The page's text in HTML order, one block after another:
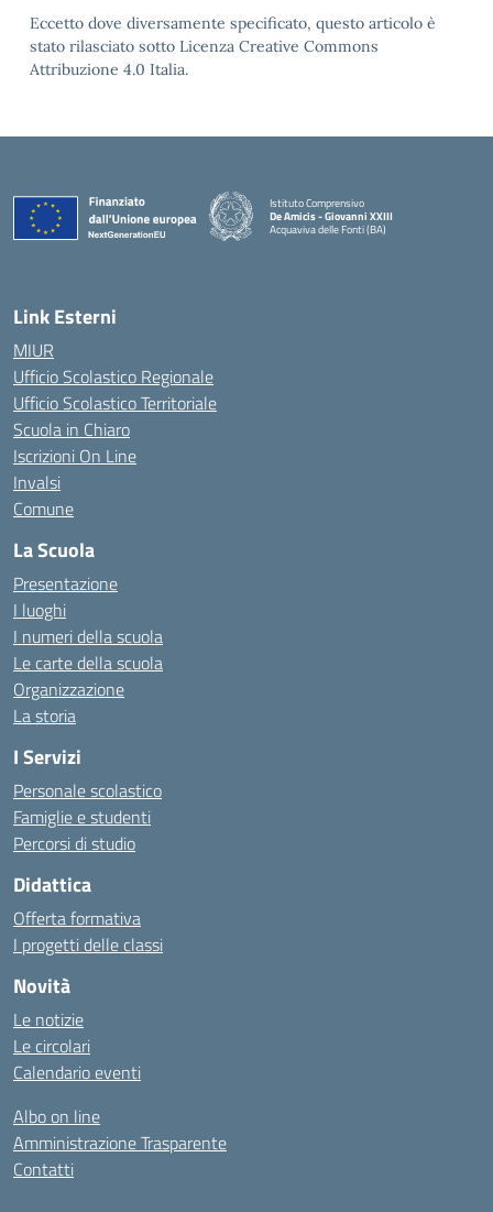
Eccetto dove diversamente specificato, questo articolo è
stato rilasciato sotto Licenza Creative Commons
Attribuzione 4.0 Italia.
Istituto Comprensivo
De Amicis - Giovanni XXIII
Acquaviva delle Fonti (BA)
— Visita la pagina iniziale della scuola
Link Esterni
MIUR
Ufficio Scolastico Regionale
Ufficio Scolastico Territoriale
Scuola in Chiaro
Iscrizioni On Line
Invalsi
Comune
La Scuola
Presentazione
I luoghi
I numeri della scuola
Le carte della scuola
Organizzazione
La storia
I Servizi
Personale scolastico
Famiglie e studenti
Percorsi di studio
Didattica
Offerta formativa
I progetti delle classi
Novità
Le notizie
Le circolari
Calendario eventi
Albo on line
Amministrazione Trasparente
Contatti